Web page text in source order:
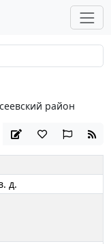
район
д.